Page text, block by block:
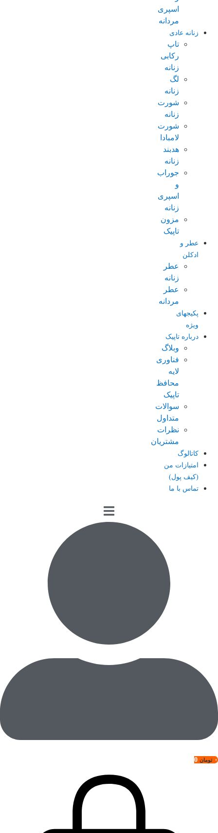
اسپری
مردانه
زنانه عادی
تاپ
رکابی
زنانه
لگ
زنانه
شورت
زنانه
شورت
لامبادا
هدبند
زنانه
جوراب
و
اسپری
زنانه
مزون
تاپیک
عطر و
ادکلن
عطر
زنانه
عطر
مردانه
پکیجهای
ویژه
درباره تاپیک
وبلاگ
فناوری
لایه
محافظ
تاپیک
سوالات
متداول
نظرات
مشتریان
کاتالوگ
امتیازات من
(کیف پول)
تماس با ما
۰ تومان 0